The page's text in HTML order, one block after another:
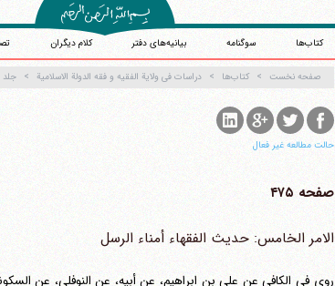
کتاب‌ها سوگنامه بیانیه‌های دفتر کلام دیگران
صفحه نخست کتاب‌ها دراسات فی ولایة الفقیه و فقه الدولة الاسلامیة جلد
حالت مطالعه غیر فعال
صفحه ۴۷۵
الامر الخامس: حدیث الفقهاء أمناء الرسل
روی فی الکافی عن علی بن ابراهیم، عن أبیه، عن النوفلی، عن
وب سایت رسمی آیت‌الله منتظری